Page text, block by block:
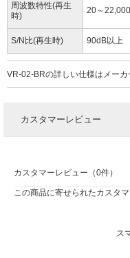
周波数特性(再生
時)
20～
S/N比(再生時) 90dB以上
VR-02-BRの詳しい仕様は メーカ
カスタマーレビュー
カスタマーレビュー（0件）
この商品に寄せられたカスタ
ス